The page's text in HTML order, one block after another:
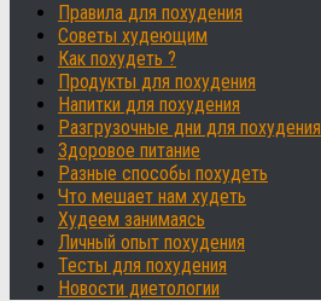
Правила для похудения
Советы худеющим
Как похудеть ?
Продукты для похудения
Напитки для похудения
Разгрузочные дни для похудения
Здоровое питание
Разные способы похудеть
Что мешает нам худеть
Худеем занимаясь
Личный опыт похудения
Тесты для похудения
Новости диетологии